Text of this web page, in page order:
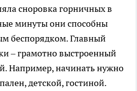
сноровка горничных в
минуты они способны
беспорядком. Главный
– грамотно выстроенный
Например, начинать нужно
детской, гостиной.